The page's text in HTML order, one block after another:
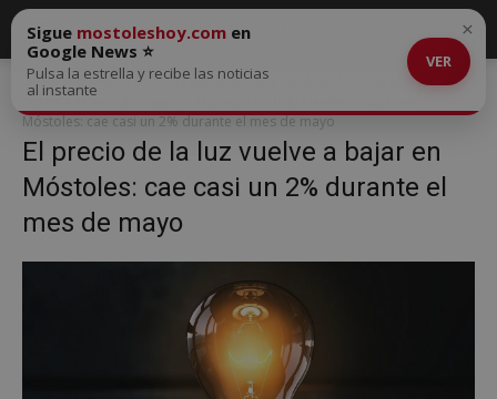
Inicio
El precio de la luz vuelve a bajar en Móstoles: cae casi un 2%
durante el mes de mayo
Móstoles: cae casi un 2% durante el mes de mayo
El precio de la luz vuelve a bajar en
Móstoles: cae casi un 2% durante el
mes de mayo
Sigue mostoleshoy.com en
Google News ⭐
Pulsa la estrella y recibe las noticias
al instante
VER
×